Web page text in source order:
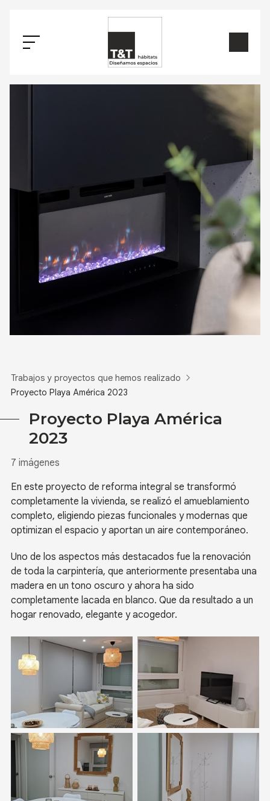
Trabajos y proyectos que hemos realizado
Proyecto Playa América 2023
Proyecto Playa América
2023
7 imágenes
En este proyecto de reforma integral se transformó
completamente la vivienda, se realizó el amueblamiento
completo, eligiendo piezas funcionales y modernas que
optimizan el espacio y aportan un aire contemporáneo.
Uno de los aspectos más destacados fue la renovación
de toda la carpintería, que anteriormente presentaba una
madera en un tono oscuro y ahora ha sido
completamente lacada en blanco. Que da resultado a un
hogar renovado, elegante y acogedor.